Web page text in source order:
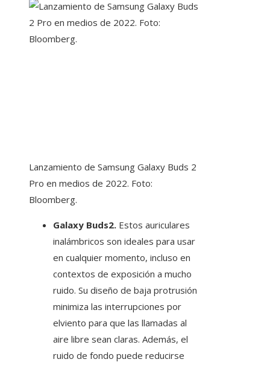
Lanzamiento de Samsung Galaxy Buds 2
Pro en medios de 2022. Foto:
Bloomberg.
Galaxy Buds2. Estos auriculares
inalámbricos son ideales para usar
en cualquier momento, incluso en
contextos de exposición a mucho
ruido. Su diseño de baja protrusión
minimiza las interrupciones por
elviento para que las llamadas al
aire libre sean claras. Además, el
ruido de fondo puede reducirse